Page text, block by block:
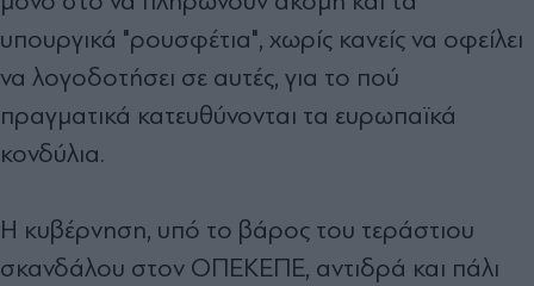
υπουργικά "ρουσφέτια", χωρίς κανείς να οφείλει
να λογοδοτήσει σε αυτές, για το πού
πραγματικά κατευθύνονται τα ευρωπαϊκά
κονδύλια.
Η κυβέρνηση, υπό το βάρος του τεράστιου
σκανδάλου στον ΟΠΕΚΕΠΕ, αντιδρά και πάλι